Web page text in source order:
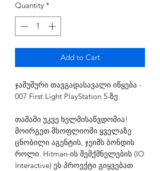
Quantity *
Add to Cart
ჯაშუშური თავგადასავალი იწყება -
007 First Light PlayStation 5-ზე
თამაში უკვე ხელმისაწვდომია!
მოირგეთ მსოფლიოში ყველაზე
ცნობილი აგენტის, ჯეიმს ბონდის
როლი. Hitman-ის შემქმნელების (IO
Interactive) ეს პროექტი გიყვებათ